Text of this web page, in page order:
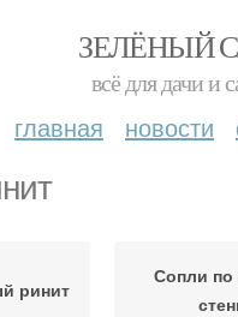
ЗЕЛЁНЫЙ
всё для дачи и
главная новости
ринит
Сопли по